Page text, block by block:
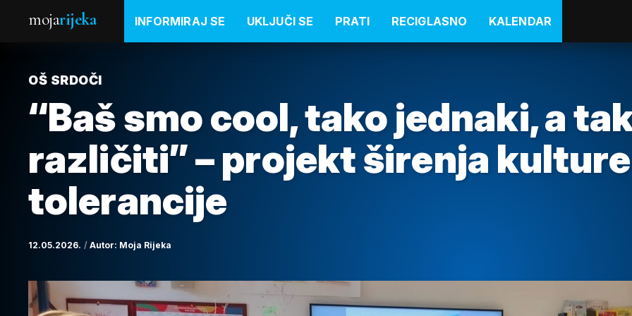
mojarijeka INFORMIRAJ SE UKLJUČI SE PRATI RECIGLASNO KALENDAR
OŠ SRDOČI
“Baš smo cool, tako jednaki, a
različiti” – projekt širenja kulture
tolerancije
12.05.2026. Autor: Moja Rijeka